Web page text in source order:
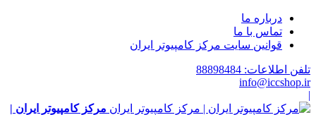
درباره ما
تماس با ما
قوانین سایت مرکز کامپیوتر ایران
تلفن اطلاعات: 88898484
info@iccshop.ir
|
مرکز کامپیوتر ایران |